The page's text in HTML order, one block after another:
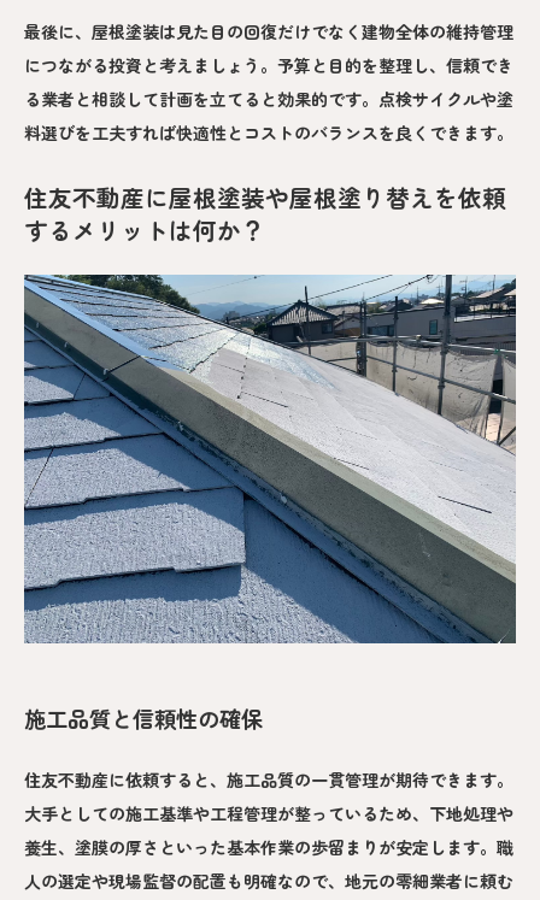
最後に、屋根塗装は見た目の回復だけでなく建物全体の維持管理
につながる投資と考えましょう。予算と目的を整理し、信頼でき
る業者と相談して計画を立てると効果的です。点検サイクルや塗
料選びを工夫すれば快適性とコストのバランスを良くできます。
住友不動産に屋根塗装や屋根塗り替えを依頼
するメリットは何か？
施工品質と信頼性の確保
住友不動産に依頼すると、施工品質の一貫管理が期待できます。
大手としての施工基準や工程管理が整っているため、下地処理や
養生、塗膜の厚さといった基本作業の歩留まりが安定します。職
人の選定や現場監督の配置も明確なので、地元の零細業者に頼む